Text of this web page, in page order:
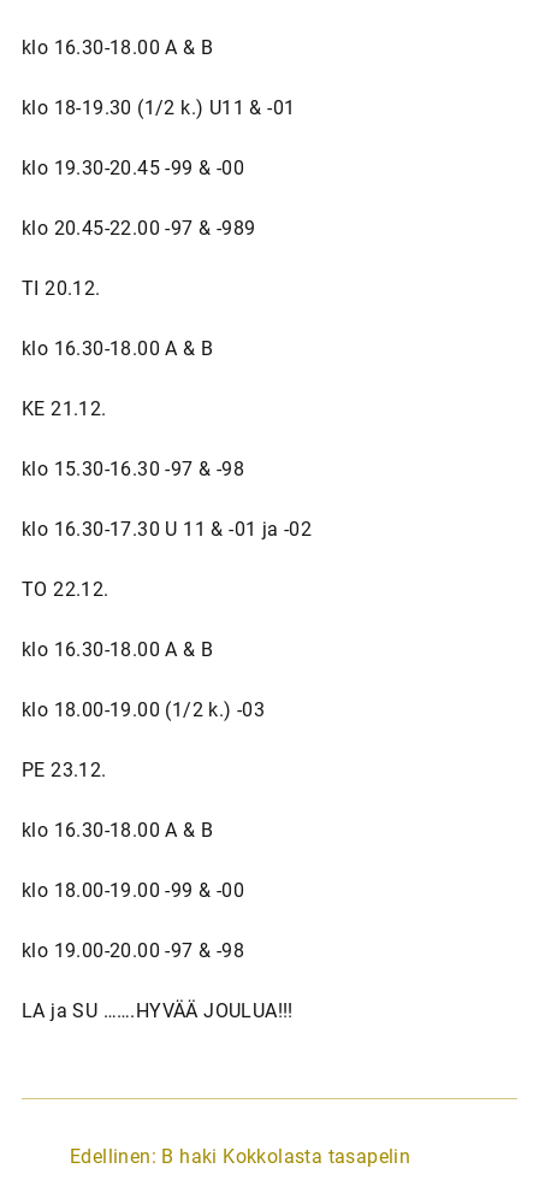
klo 16.30-18.00 A & B
klo 18-19.30 (1/2 k.) U11 & -01
klo 19.30-20.45 -99 & -00
klo 20.45-22.00 -97 & -989
TI 20.12.
klo 16.30-18.00 A & B
KE 21.12.
klo 15.30-16.30 -97 & -98
klo 16.30-17.30 U 11 & -01 ja -02
TO 22.12.
klo 16.30-18.00 A & B
klo 18.00-19.00 (1/2 k.) -03
PE 23.12.
klo 16.30-18.00 A & B
klo 18.00-19.00 -99 & -00
klo 19.00-20.00 -97 & -98
LA ja SU …….HYVÄÄ JOULUA!!!
A
Edellinen: B haki Kokkolasta tasapelin